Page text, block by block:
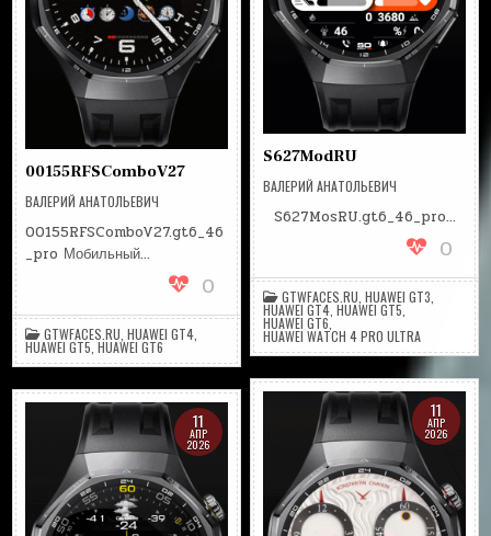
S627ModRU
ВАЛЕРИЙ АНАТОЛЬЕВИЧ
S627MosRU.gt6_46_pro…
0
GTWFACES.RU ,HUAWEI GT3
HUAWEI GT4 ,HUAWEI GT5
HUAWEI GT6,
HUAWEI WATCH 4 PRO ULTRA
00155RFSComboV27
ВАЛЕРИЙ АНАТОЛЬЕВИЧ
00155RFSComboV27.gt6_46
_pro Мобильный…
0
GTWFACES.RU ,HUAWEI GT4
HUAWEI GT5 ,HUAWEI GT6
11
АПР
2026
11
АПР
2026